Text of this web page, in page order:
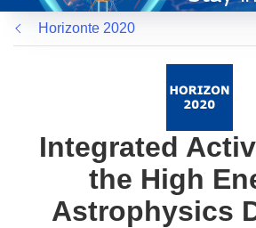
una
nueva
ventana)
Horizonte 2020
Integrated
the High
Astrophysics